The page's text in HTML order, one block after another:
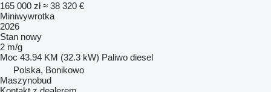
165 000 zł ≈ 38 320 €
Miniwywrotka
2026
Stan nowy
2 m/g
Moc 43.94 KM (32.3 kW) Paliwo diesel
Polska, Bonikowo
Maszynobud